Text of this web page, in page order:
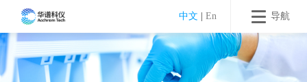
导航
中文 En